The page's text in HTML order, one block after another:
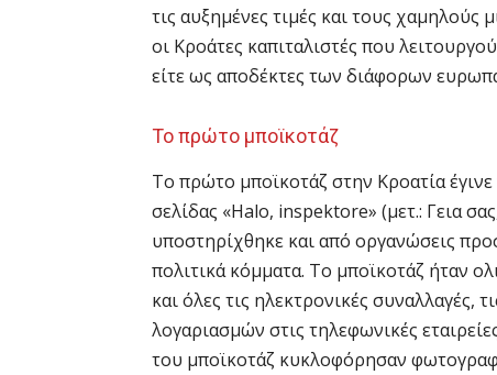
τις αυξημένες τιμές και τους χαμηλούς
οι Κροάτες καπιταλιστές που
είτε ως αποδέκτες των διάφορων
Το πρώτο μποϊκοτάζ
Το πρώτο μποϊκοτάζ στην Κροατία
σελίδας «Halo, inspektore» (μετ.: Γεια
υποστηρίχθηκε και από οργανώσεις
πολιτικά κόμματα. Το μποϊκοτάζ ήταν
και όλες τις ηλεκτρονικές συναλλαγές,
λογαριασμών στις τηλεφωνικές
του μποϊκοτάζ κυκλοφόρησαν